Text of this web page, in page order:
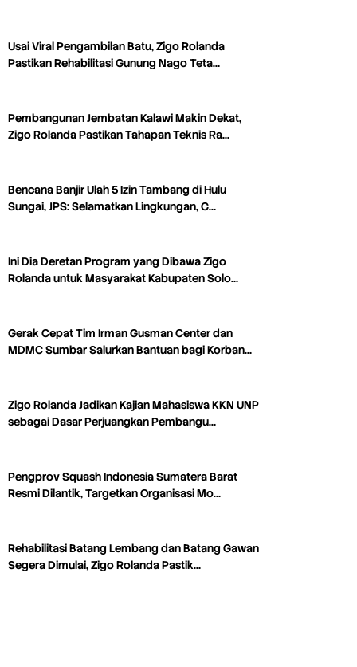
Usai Viral Pengambilan Batu, Zigo Rolanda
Pastikan Rehabilitasi Gunung Nago Teta…
Pembangunan Jembatan Kalawi Makin Dekat,
Zigo Rolanda Pastikan Tahapan Teknis Ra…
Bencana Banjir Ulah 5 Izin Tambang di Hulu
Sungai, JPS: Selamatkan Lingkungan, C…
Ini Dia Deretan Program yang Dibawa Zigo
Rolanda untuk Masyarakat Kabupaten Solo…
Gerak Cepat Tim Irman Gusman Center dan
MDMC Sumbar Salurkan Bantuan bagi Korban…
Zigo Rolanda Jadikan Kajian Mahasiswa KKN UNP
sebagai Dasar Perjuangkan Pembangu…
Pengprov Squash Indonesia Sumatera Barat
Resmi Dilantik, Targetkan Organisasi Mo…
Rehabilitasi Batang Lembang dan Batang Gawan
Segera Dimulai, Zigo Rolanda Pastik…